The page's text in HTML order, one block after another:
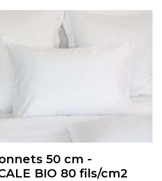
50 cm -
BIO 80 fils/cm2